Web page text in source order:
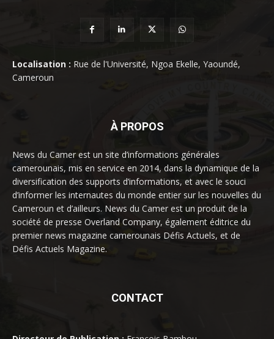
Localisation : Rue de l'Université, Ngoa Ekelle, Yaoundé,
Cameroun
À PROPOS
News du Camer est un site d’informations générales
camerounais, mis en service en 2014, dans la dynamique de la
diversification des supports d’informations, et avec le souci
d’informer les internautes du monde entier sur les nouvelles du
Cameroun et d’ailleurs. News du Camer est un produit de la
société de presse Overland Company, également éditrice du
premier news magazine camerounais Défis Actuels, et de
Défis Actuels Magazine.
CONTACT